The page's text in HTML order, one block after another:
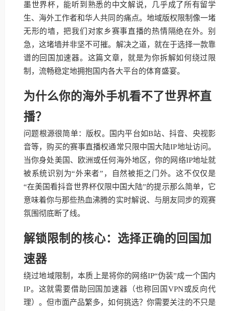
墨世界杯，能听到熟悉的中文解说，几乎成了所有留学
生、海外工作者和华人共同的痛点。地域版权限制像一堵
无形的墙，把我们对家乡赛事直播的热情隔绝在外。别
急，这堵墙并非坚不可摧。解决之道，就在于选择一款靠
谱的回国加速器。这篇文章，就是为你拆解如何绕过限
制，流畅稳定地拥抱国内各大平台的体育盛宴。
为什么你的海外手机看不了世界杯直
播？
问题根源很简单：版权。国内平台如B站、抖音、央视影
音等，购买的赛事直播权通常只限中国大陆IP地址访问。
当你身处美国、欧洲或任何海外地区，你的网络IP地址就
被系统识别为“外来者”，自然被拒之门外。这不仅仅是
“在美国看抖音世界杯仅限中国大陆”的提示那么简单，它
意味着你与那些热血沸腾的实时解说、与朋友同步的观赛
氛围彻底断了线。
解锁限制的核心：选择正确的回国加
速器
绕过地域限制，本质上是将你的网络IP“伪装”成一个国内
IP。这就需要借助回国加速器（也称回国VPN或反向代
理）。但市面产品繁多，如何挑选？你需要关注的不只是